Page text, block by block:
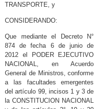
TRANSPORTE, y
CONSIDERANDO:
Que mediante el Decreto N°
874 de fecha 6 de junio de
2012 el PODER EJECUTIVO
NACIONAL, en Acuerdo
General de Ministros, conforme
a las facultades emergentes
del artículo 99, incisos 1 y 3 de
la CONSTITUCION NACIONAL